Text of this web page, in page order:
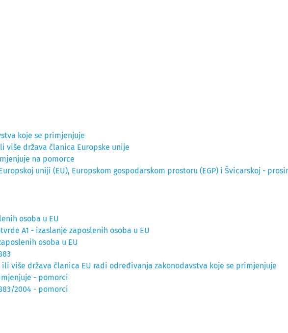
koje se primjenjuje
više država članica Europske unije
na pomorce
uniji (EU), Europskom gospodarskom prostoru (EGP) i Švicarskoj -
osoba u EU
A1 - izaslanje zaposlenih osoba u EU
osoba u EU
više država članica EU radi određivanja zakonodavstva koje se primjenjuje
- pomorci
2004 - pomorci